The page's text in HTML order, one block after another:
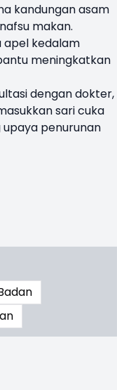
kandungan asam
makan.
apel kedalam
meningkatkan
dengan dokter,
sari cuka
penurunan